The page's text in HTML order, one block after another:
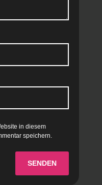
in diesem
speichern.
SENDEN